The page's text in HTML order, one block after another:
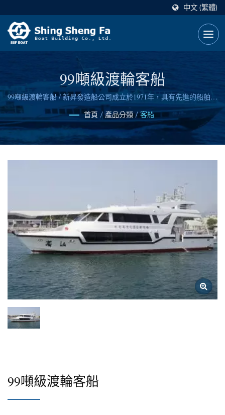
中文 (繁體)
99噸級渡輪客船
99噸級渡輪客船 / 新昇發造船公司成立於1971年，具有先進的船舶設
計能力與信賴可靠的造船技術。
首頁 / 產品分類 / 客船
99噸級渡輪客船